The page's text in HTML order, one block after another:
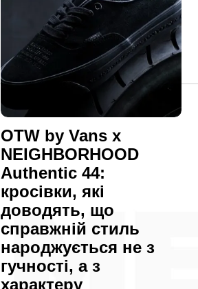
OTW by Vans x
NEIGHBORHOOD
Authentic 44:
кросівки, які
доводять, що
справжній стиль
народжується не з
гучності, а з
характеру